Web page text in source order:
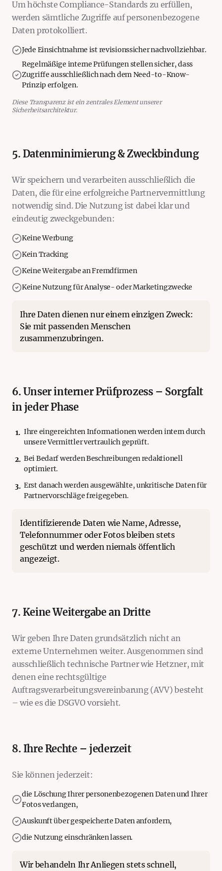
Um höchste Compliance-Standards zu erfüllen,
werden sämtliche Zugriffe auf personenbezogene
Daten protokolliert.
Jede Einsichtnahme ist revisionssicher nachvollziehbar.
Regelmäßige interne Prüfungen stellen sicher, dass
Zugriffe ausschließlich nach dem Need-to-Know-
Prinzip erfolgen.
Diese Transparenz ist ein zentrales Element unserer
Sicherheitsarchitektur.
5. Datenminimierung & Zweckbindung
Wir speichern und verarbeiten ausschließlich die
Daten, die für eine erfolgreiche Partnervermittlung
notwendig sind. Die Nutzung ist dabei klar und
eindeutig zweckgebunden:
Keine Werbung
Kein Tracking
Keine Weitergabe an Fremdfirmen
Keine Nutzung für Analyse- oder Marketingzwecke
Ihre Daten dienen nur einem einzigen Zweck:
Sie mit passenden Menschen
zusammenzubringen.
6. Unser interner Prüfprozess – Sorgfalt
in jeder Phase
1. Ihre eingereichten Informationen werden intern durch
unsere Vermittler vertraulich geprüft.
2. Bei Bedarf werden Beschreibungen redaktionell
optimiert.
3. Erst danach werden ausgewählte, unkritische Daten für
Partnervorschläge freigegeben.
Identifizierende Daten wie Name, Adresse,
Telefonnummer oder Fotos bleiben stets
geschützt und werden niemals öffentlich
angezeigt.
7. Keine Weitergabe an Dritte
Wir geben Ihre Daten grundsätzlich nicht an
externe Unternehmen weiter. Ausgenommen sind
ausschließlich technische Partner wie Hetzner, mit
denen eine rechtsgültige
Auftragsverarbeitungsvereinbarung (AVV) besteht
– wie es die DSGVO vorsieht.
8. Ihre Rechte – jederzeit
Sie können jederzeit:
die Löschung Ihrer personenbezogenen Daten und Ihrer
Fotos verlangen,
Auskunft über gespeicherte Daten anfordern,
die Nutzung einschränken lassen.
Wir behandeln Ihr Anliegen stets schnell,